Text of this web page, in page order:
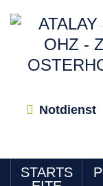
Notdienst
STARTS